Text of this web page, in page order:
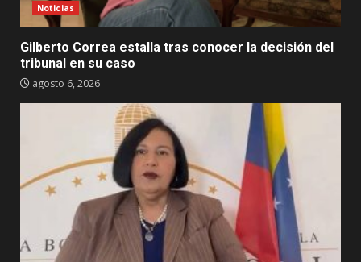
Noticias
Gilberto Correa estalla tras conocer la decisión del
tribunal en su caso
agosto 6, 2026